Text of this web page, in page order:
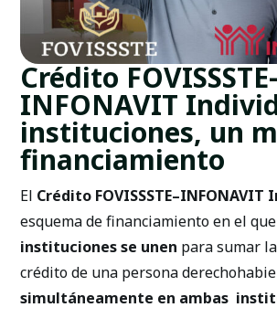
Crédito
INFONAVIT
instituciones, un
financiamiento
El Crédito FOVISSSTE–INFONAVIT
esquema de financiamiento en el que
instituciones se unen para sumar
crédito de una persona
simultáneamente en ambas